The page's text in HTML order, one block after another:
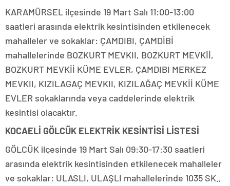
KARAMÜRSEL ilçesinde 19 Mart Salı 11:00-13:00
saatleri arasında elektrik kesintisinden etkilenecek
mahalleler ve sokaklar: ÇAMDIBI, ÇAMDİBİ
mahallelerinde BOZKURT MEVKII, BOZKURT MEVKİİ,
BOZKURT MEVKİİ KÜME EVLER, ÇAMDIBI MERKEZ
MEVKII, KIZILAGAÇ MEVKII, KIZILAĞAÇ MEVKİİ KÜME
EVLER sokaklarında veya caddelerinde elektrik
kesintisi olacaktır.
KOCAELİ GÖLCÜK ELEKTRİK KESİNTİSİ LİSTESİ
GÖLCÜK ilçesinde 19 Mart Salı 09:30-17:30 saatleri
arasında elektrik kesintisinden etkilenecek mahalleler
ve sokaklar: ULASLI, ULAŞLI mahallelerinde 1035 SK.,